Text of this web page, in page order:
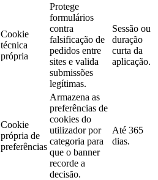
Cookie
técnica
própria
Protege
formulários
contra
falsificação de
pedidos entre
sites e valida
submissões
legítimas.
Sessão ou
duração
curta da
aplicação.
Cookie
própria de
preferências
Armazena as
preferências de
cookies do
utilizador por
categoria para
que o banner
recorde a
decisão.
Até 365
dias.